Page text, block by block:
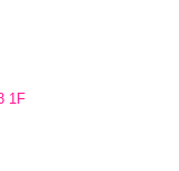
1F